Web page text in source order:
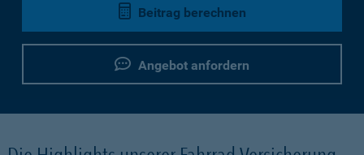
Beitrag berechnen
Angebot anfordern